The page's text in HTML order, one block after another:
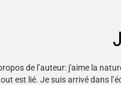
de l’auteur: j'aime la
est lié. Je suis arrivé dans